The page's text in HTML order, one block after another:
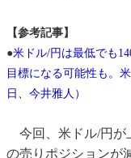
【参考記事】
●米ドル/円は最低でも
目標になる可能性も。
日、今井雅人）
今回、米ドル/円が
の売りポジションが